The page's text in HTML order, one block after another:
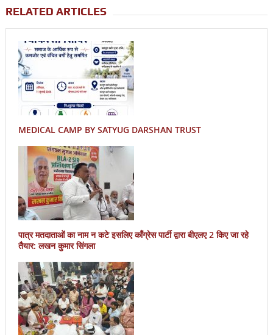
RELATED ARTICLES
MEDICAL CAMP BY SATYUG DARSHAN TRUST
पात्र मतदाताओं का नाम न कटे इसलिए काँग्रेस पार्टी द्वारा बीएलए 2 किए जा रहे
तैयार: लखन कुमार सिंगला